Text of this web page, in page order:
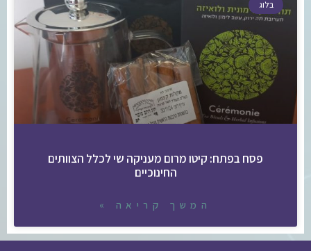
בלוג
פסח בפתח: קיטו מרום מעניקה שי לכלל הצוותים
החינוכיים
המשך קריאה »